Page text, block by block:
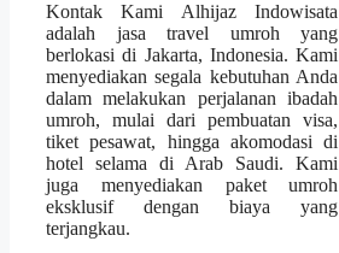
Kontak Kami Alhijaz Indowisata
adalah jasa travel umroh yang
berlokasi di Jakarta, Indonesia. Kami
menyediakan segala kebutuhan Anda
dalam melakukan perjalanan ibadah
umroh, mulai dari pembuatan visa,
tiket pesawat, hingga akomodasi di
hotel selama di Arab Saudi. Kami
juga menyediakan paket umroh
eksklusif dengan biaya yang
terjangkau.